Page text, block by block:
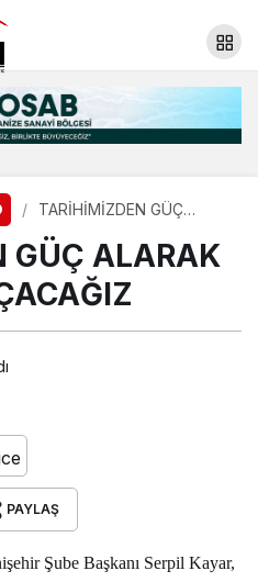
TARİHİMİZDEN GÜÇ
AÇACAĞIZ
GÜÇ ALARAK
PAYLAŞ
Şube Başkanı Serpil Kayar,
ALARAK YOLUMUZU